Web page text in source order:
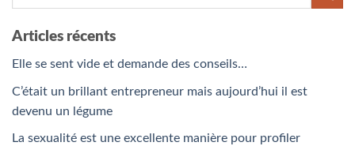
Articles récents
Elle se sent vide et demande des conseils…
C’était un brillant entrepreneur mais aujourd’hui il est
devenu un légume
La sexualité est une excellente manière pour profiler